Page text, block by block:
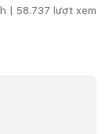
| 58.737 lượt xem